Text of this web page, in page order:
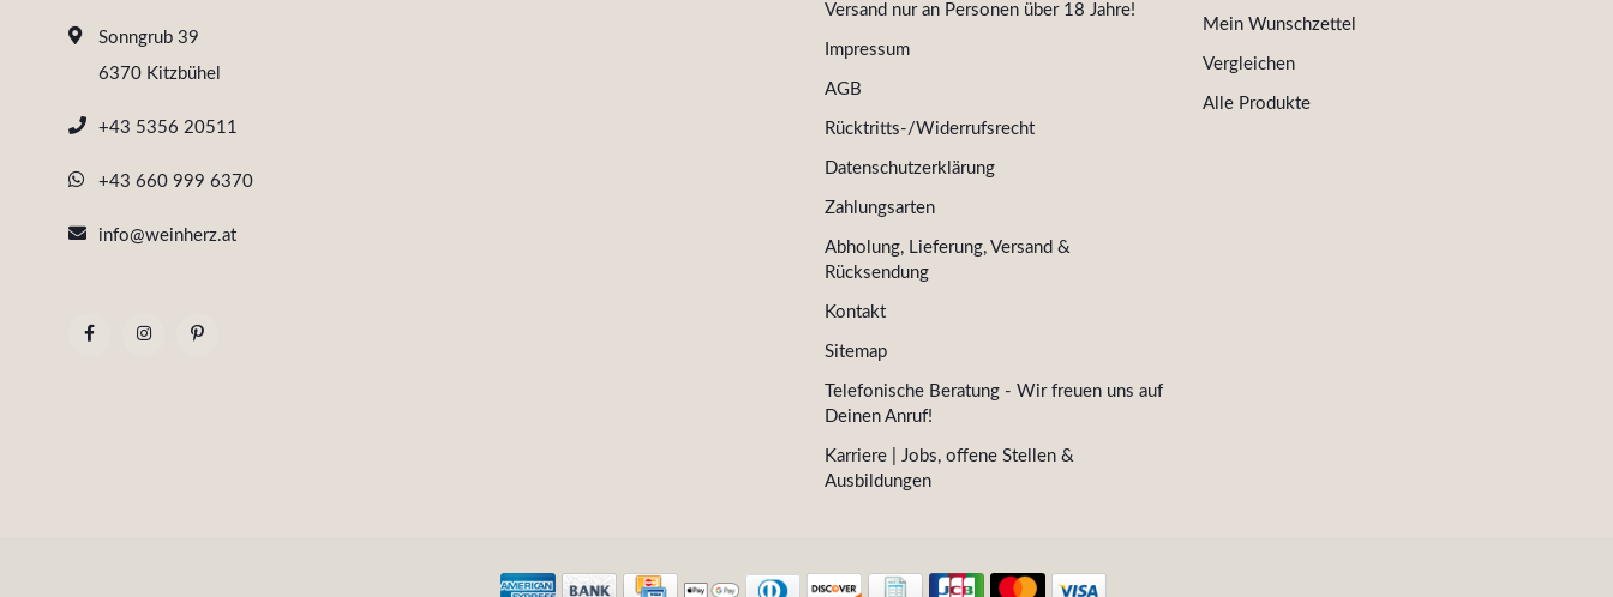
Sonngrub 39
6370 Kitzbühel
+43 5356 20511
+43 660 999 6370
info@weinherz.at
Versand nur an Personen über 18 Jahre!
Impressum
AGB
Rücktritts-/Widerrufsrecht
Datenschutzerklärung
Zahlungsarten
Abholung, Lieferung, Versand &
Rücksendung
Kontakt
Sitemap
Telefonische Beratung - Wir freuen uns auf
Deinen Anruf!
Karriere | Jobs, offene Stellen &
Ausbildungen
Mein Wunschzettel
Vergleichen
Alle Produkte